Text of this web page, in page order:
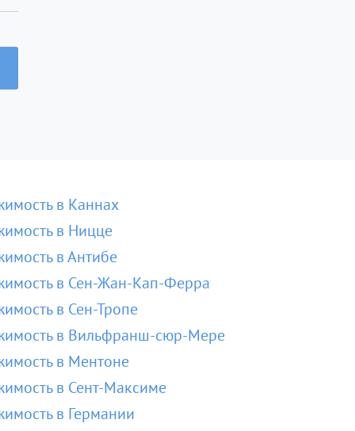
в Каннах
в Ницце
в Антибе
в Сен-Жан-Кап-Ферра
в Сен-Тропе
в Вильфранш-сюр-Мере
в Ментоне
в Сент-Максиме
в Германии